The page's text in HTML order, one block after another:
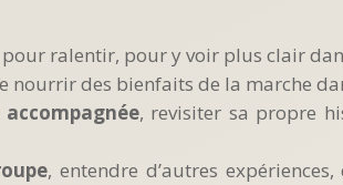
pour ralentir, pour y voir plus clair
nourrir des bienfaits de la marche
, revisiter sa propre
, entendre d’autres